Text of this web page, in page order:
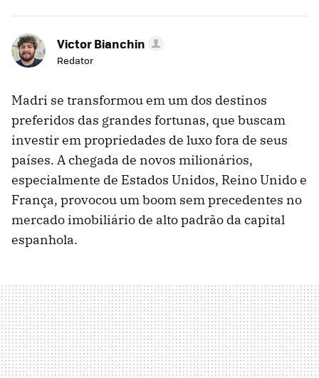
Victor Bianchin
Redator
Madri se transformou em um dos destinos
preferidos das grandes fortunas, que buscam
investir em propriedades de luxo fora de seus
países. A chegada de novos milionários,
especialmente de Estados Unidos, Reino Unido e
França, provocou um boom sem precedentes no
mercado imobiliário de alto padrão da capital
espanhola.